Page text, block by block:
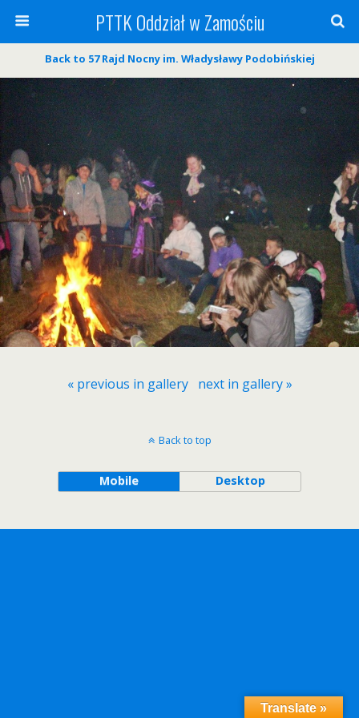
PTTK Oddział w Zamościu
Back to 57 Rajd Nocny im. Władysławy Podobińskiej
« previous in gallery next in gallery »
Back to top
Mobile Desktop
Translate »